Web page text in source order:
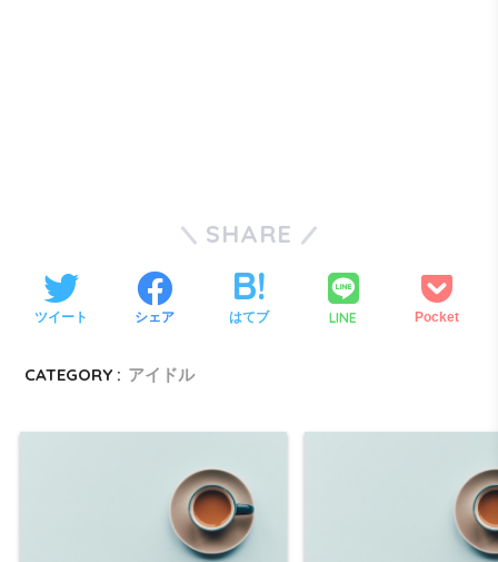
SHARE
ツイート シェア はてブ LINE Pocket
CATEGORY : アイドル